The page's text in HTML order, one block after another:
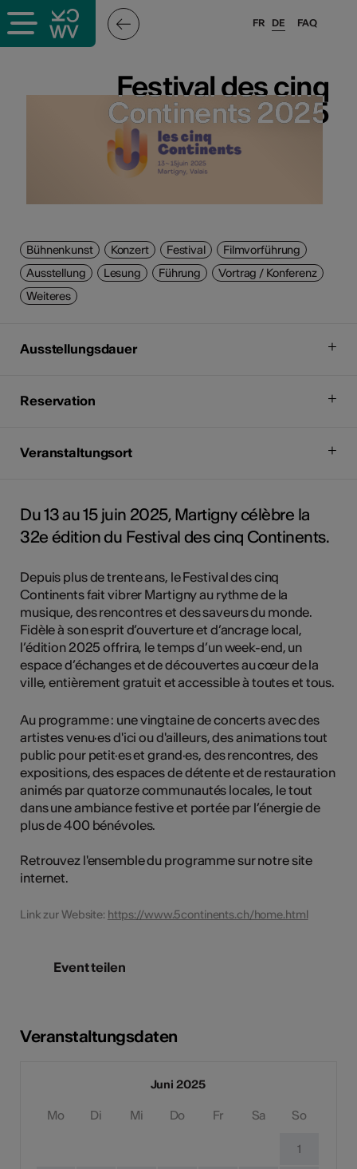
FAQ
FR DE
Festival des cinq
Continents 2025
Festival des cinq
Continents 2025
Bühnenkunst Konzert Festival
Filmvorführung
Ausstellung
Lesung Führung
Vortrag / Konferenz
Weiteres
Ausstellungsdauer
Reservation
Veranstaltungsort
Du 13 au 15 juin 2025, Martigny célèbre la
32e édition du Festival des cinq Continents.
Depuis plus de trente ans, le Festival des cinq
Continents fait vibrer Martigny au rythme de la
musique, des rencontres et des saveurs du monde.
Fidèle à son esprit d’ouverture et d’ancrage local,
l’édition 2025 offrira, le temps d’un week-end, un
espace d’échanges et de découvertes au cœur de la
ville, entièrement gratuit et accessible à toutes et tous.
Au programme : une vingtaine de concerts avec des
artistes venu·es d'ici ou d'ailleurs, des animations tout
public pour petit·es et grand·es, des rencontres, des
expositions, des espaces de détente et de restauration
animés par quatorze communautés locales, le tout
dans une ambiance festive et portée par l’énergie de
plus de 400 bénévoles.
Retrouvez l'ensemble du programme sur notre site
internet.
Link zur Website: https://www.5continents.ch/home.html
Event teilen
Veranstaltungsdaten
Juni 2025
Mo Di Mi Do Fr Sa So
1